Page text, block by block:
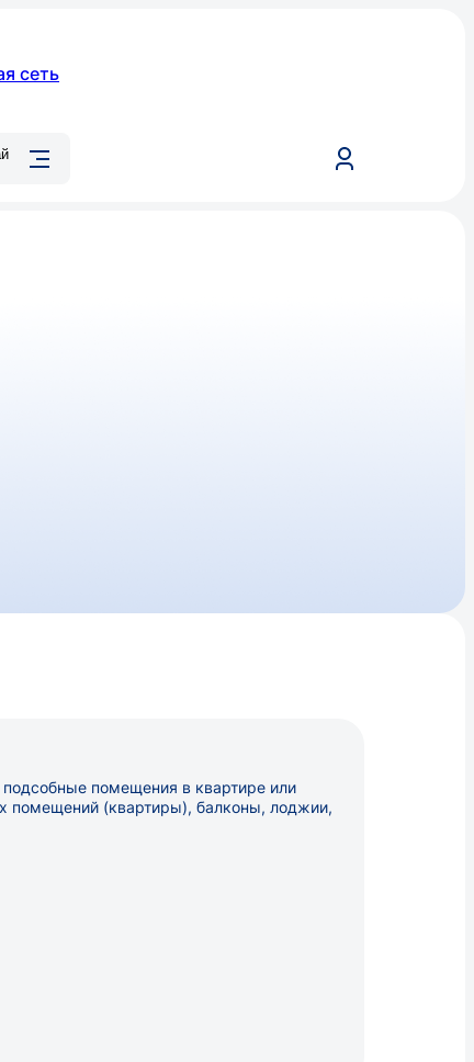
сеть
помещения в квартире или
помещений (квартиры), балконы, лоджии,